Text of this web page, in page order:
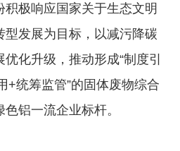
积极响应国家关于生态文明
型发展为目标，以减污降碳
化升级，推动形成“制度引
+统筹监管”的固体废物综合
铝一流企业标杆。